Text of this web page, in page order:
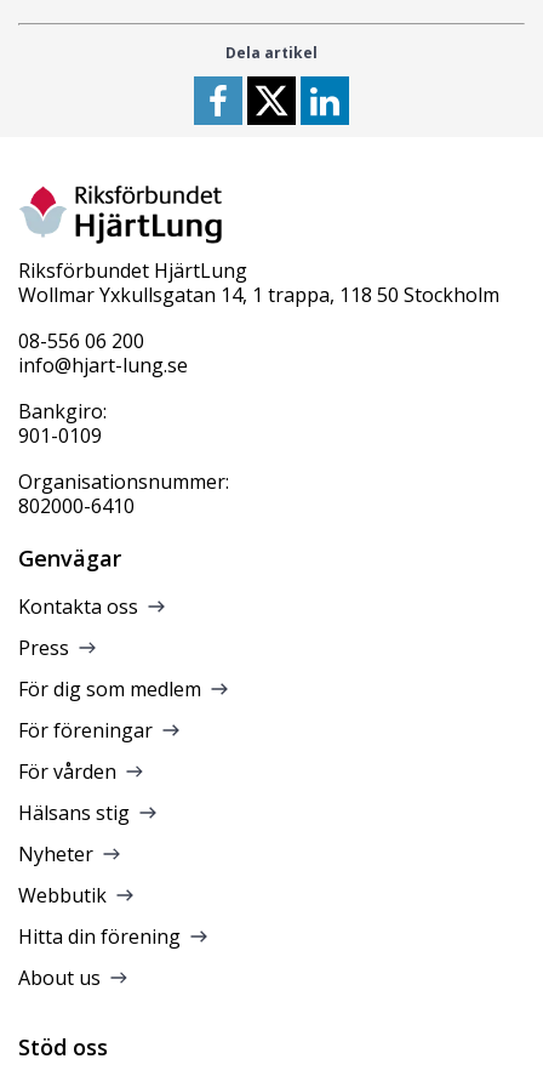
Dela artikel
Riksförbundet HjärtLung
Wollmar Yxkullsgatan 14, 1 trappa, 118 50 Stockholm
08-556 06 200
info@hjart-lung.se
Bankgiro:
901-0109
Organisationsnummer:
802000-6410
Genvägar
Kontakta oss
Press
För dig som medlem
För föreningar
För vården
Hälsans stig
Nyheter
Webbutik
Hitta din förening
About us
Stöd oss